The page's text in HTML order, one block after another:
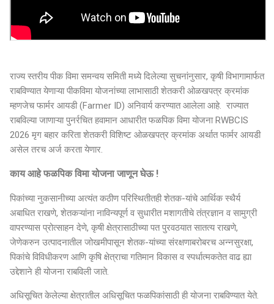
राज्य स्तरीय पीक विमा समन्वय समिती मध्ये दिलेल्या सुचनांनुसार, कृषी विभागामार्फत
राबविण्यात येणाऱ्या पीकविमा योजनांच्या लाभासाठी शेतकरी ओळखपत्र क्रमांक
म्हणजेच फार्मर आयडी (Farmer ID) अनिवार्य करण्यात आलेला आहे. राज्यात
राबविल्या जाणाऱ्या पुनर्रचित हवामान आधारीत फळपिक विमा योजना RWBCIS
2026 मृग बहार करिता शेतकरी विशिष्ट ओळखपत्र क्रमांक अर्थात फार्मर आयडी
असेल तरच अर्ज करता येणार.
काय आहे फळपिक विमा योजना जाणून घेऊ !
पिकांच्या नुकसानीच्या अत्यंत कठीण परिस्थितीतही शेतक-यांचे आर्थिक स्थैर्य
अबाधित राखणे, शेतकऱ्यांना नाविन्यपूर्ण व सुधारीत मशागतीचे तंत्रज्ञान व सामुग्री
वापरण्यास प्रोत्साहन देणे, कृषी क्षेत्रासाठीच्या पत पुरवठयात सातत्य राखणे,
जेणेकरुन उत्पादनातील जोखमीपासून शेतक-यांच्या संरक्षणाबरोबरच अन्नसुरक्षा,
पिकांचे विविधीकरण आणि कृषि क्षेत्राचा गतिमान विकास व स्पर्धात्मकतेत वाढ ह्या
उद्देशाने ही योजना राबविली जाते.
अधिसूचित केलेल्या क्षेत्रातील अधिसूचित फळपिकांसाठी ही योजना राबविण्यात येते.